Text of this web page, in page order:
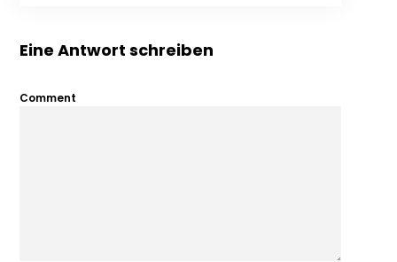
Eine Antwort schreiben
Comment